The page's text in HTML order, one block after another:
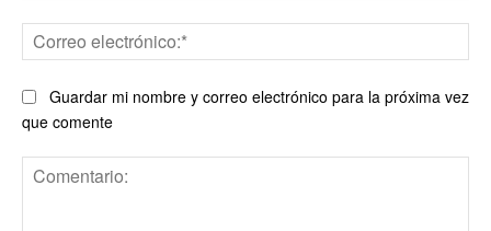
Guardar mi nombre y correo electrónico para la próxima vez
que comente